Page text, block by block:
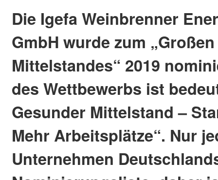
Die Igefa Weinbrenner
GmbH wurde zum
Mittelstandes“ 2019
des Wettbewerbs ist
Gesunder Mittelstand –
Mehr Arbeitsplätze“. Nur
Unternehmen